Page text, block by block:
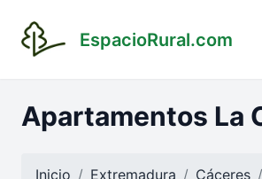
EspacioRural.com
Apartamentos La
Inicio Extremadura Cáceres